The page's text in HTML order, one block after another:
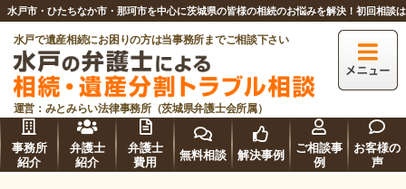
水戸市・ひたちなか市・那珂市を中心に茨城県の皆様の相続のお悩みを解決！初回相談
水戸で遺産相続にお困りの方は当事務所までご相談下さい
運営：みとみらい法律事務所（茨城県弁護士会所属）
事務所
紹介
弁護士
紹介
弁護士
費用
無料相談 解決事例
ご相談事
例
お客様の
声